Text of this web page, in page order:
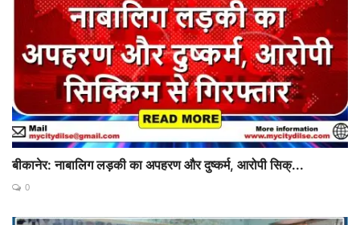
बीकानेर: नाबालिग लड़की का अपहरण और दुष्कर्म, आरोपी सिक्...
0